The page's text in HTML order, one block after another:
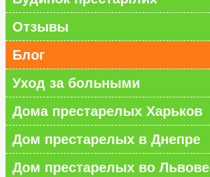
Отзывы
Блог
Уход за больными
Дома престарелых Харьков
Дом престарелых в Днепре
Дом престарелых во Львове